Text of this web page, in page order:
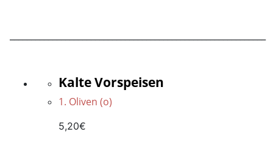
Kalte Vorspeisen
1. Oliven (o)
5,20€